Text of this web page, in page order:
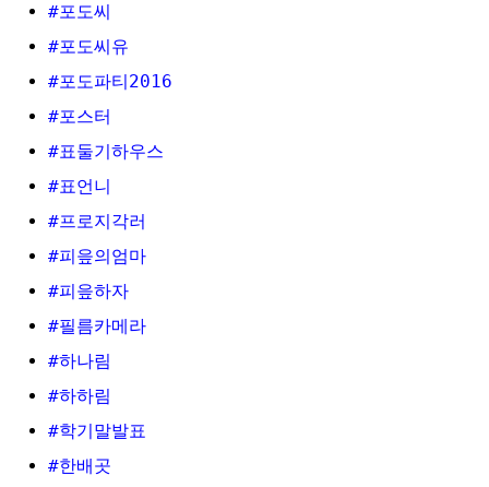
#포도씨
#포도씨유
#포도파티2016
#포스터
#표둘기하우스
#표언니
#프로지각러
#피읖의엄마
#피읖하자
#필름카메라
#하나림
#하하림
#학기말발표
#한배곳